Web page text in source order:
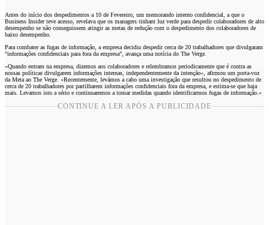
Antes do início dos despedimentos a 10 de Fevereiro, um memorando interno confidencial, a que o
Business Insider teve acesso, revelava que os managers tinham luz verde para despedir colaboradores de alto
desempenho se não conseguissem atingir as metas de redução com o despedimento dos colaboradores de
baixo desempenho.
Para combater as fugas de informação, a empresa decidiu despedir cerca de 20 trabalhadores que divulgaram
“informações confidenciais para fora da empresa”, avança uma notícia do The Verge.
«Quando entram na empresa, dizemos aos colaboradores e relembramos periodicamente que é contra as
nossas políticas divulgarem informações internas, independentemente da intenção», afirmou um porta-voz
da Meta ao The Verge. «Recentemente, levámos a cabo uma investigação que resultou no despedimento de
cerca de 20 trabalhadores por partilharem informações confidenciais fora da empresa, e estima-se que haja
mais. Levamos isto a sério e continuaremos a tomar medidas quando identificarmos fugas de informação.»
CONTINUE A LER APÓS A PUBLICIDADE